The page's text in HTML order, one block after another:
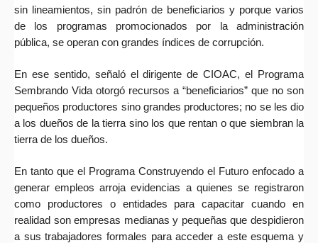
sin lineamientos, sin padrón de beneficiarios y porque varios
de los programas promocionados por la administración
pública, se operan con grandes índices de corrupción.
En ese sentido, señaló el dirigente de CIOAC, el Programa
Sembrando Vida otorgó recursos a “beneficiarios” que no son
pequeños productores sino grandes productores; no se les dio
a los dueños de la tierra sino los que rentan o que siembran la
tierra de los dueños.
En tanto que el Programa Construyendo el Futuro enfocado a
generar empleos arroja evidencias a quienes se registraron
como productores o entidades para capacitar cuando en
realidad son empresas medianas y pequeñas que despidieron
a sus trabajadores formales para acceder a este esquema y